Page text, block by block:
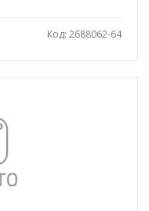
Код: 2688062-64